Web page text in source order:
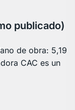
publicado)
de obra: 5,19
CAC es un